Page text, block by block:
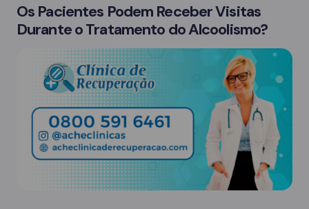
Os Pacientes Podem Receber Visitas
Durante o Tratamento do Alcoolismo?